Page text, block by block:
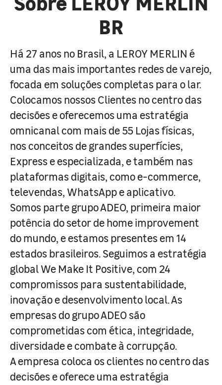
BR
Há 27 anos no Brasil, a LEROY MERLIN é
uma das mais importantes redes de varejo,
focada em soluções completas para o lar.
Colocamos nossos Clientes no centro das
decisões e oferecemos uma estratégia
omnicanal com mais de 55 Lojas físicas,
nos conceitos de grandes superfícies,
Express e especializada, e também nas
plataformas digitais, como e-commerce,
televendas, WhatsApp e aplicativo.
Somos parte grupo ADEO, primeira maior
potência do setor de home improvement
do mundo, e estamos presentes em 14
estados brasileiros. Seguimos a estratégia
global We Make It Positive, com 24
compromissos para sustentabilidade,
inovação e desenvolvimento local. As
empresas do grupo ADEO são
comprometidas com ética, integridade,
diversidade e combate à corrupção.
A empresa coloca os clientes no centro das
decisões e oferece uma estratégia